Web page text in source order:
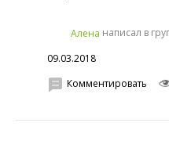
Алена написал в
09.03.2018
Комментировать